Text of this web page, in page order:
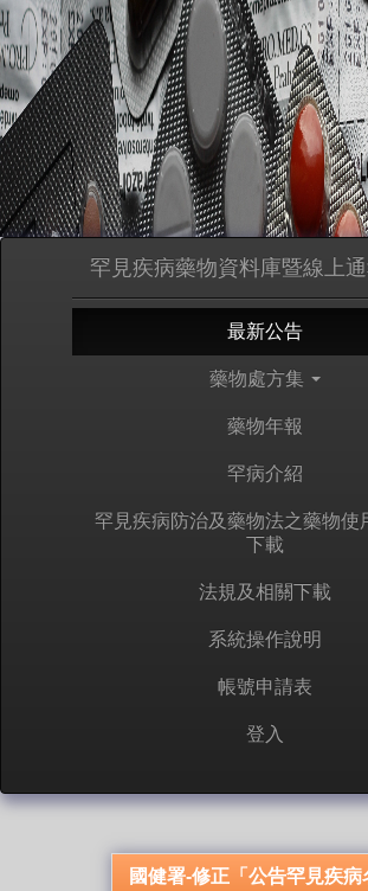
罕見疾病藥物資料庫暨線上
最新公告
藥物處方集
藥物年報
罕病介紹
罕見疾病防治及藥物法之藥物使
下載
法規及相關下載
系統操作說明
帳號申請表
登入
國健署-修正「公告罕見疾病